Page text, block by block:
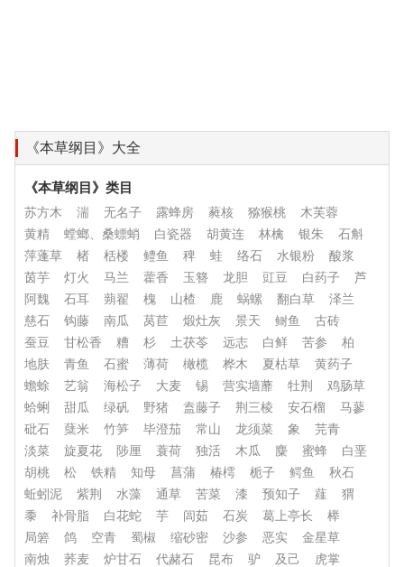
《本草纲目》大全
《本草纲目》类目
苏方木 湍 无名子 露蜂房 蕤核 猕猴桃
木芙蓉
黄精
螳螂、桑螵蛸 白瓷器 胡黄连 林檎 银朱
石斛
萍蓬草
楮 栝楼 鳢鱼 稗 蛙 络石 水银粉
酸浆
茵芋
灯火 马兰 藿香 玉簪 龙胆 豇豆 白药子
芦
阿魏
石耳 蒴翟 槐 山楂 鹿 蜗螺 翻白草
泽兰
慈石
钩藤 南瓜 莴苣 煅灶灰 景天 鲥鱼
古砖
蚕豆
甘松香 糟 杉 土茯苓 远志 白鲜 苦参
柏
地肤
青鱼 石蜜 薄荷 橄榄 桦木 夏枯草
黄药子
蟾蜍
艺翁 海松子 大麦 锡 营实墙蘼 牡荆
鸡肠草
蛤蜊
甜瓜 绿矾 野猪 盍藤子 荆三棱 安石榴
马蓼
砒石
蘖米 竹笋 毕澄茄 常山 龙须菜 象
芫青
淡菜
旋夏花 陟厘 蓑荷 独活 木瓜 麋 蜜蜂
白垩
胡桃
松 铁精 知母 菖蒲 椿樗 栀子 鳄鱼
秋石
蚯蚓泥
紫荆 水藻 通草 苦菜 漆 预知子 薤
猬
黍
补骨脂 白花蛇 芋 闾茹 石炭 葛上亭长
榉
局箬
鸽 空青 蜀椒 缩砂密 沙参 恶实
金星草
南烛
荞麦 炉甘石 代赭石 昆布 驴 及己
虎掌